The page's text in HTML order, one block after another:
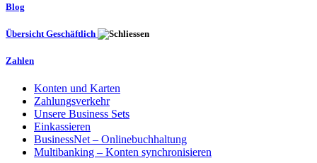
Blog
Übersicht Geschäftlich
Zahlen
Konten und Karten
Zahlungsverkehr
Unsere Business Sets
Einkassieren
BusinessNet – Onlinebuchhaltung
Multibanking – Konten synchronisieren